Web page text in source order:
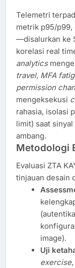
Telemetri
metrik p95/p99,
—disalurkan ke
korelasi real
analytics
travel, MFA
permission
mengeksekusi
rahasia, isolasi
limit) saat
ambang.
Metodologi
Evaluasi ZTA
tinjauan desain
image).
Uji
exercise,